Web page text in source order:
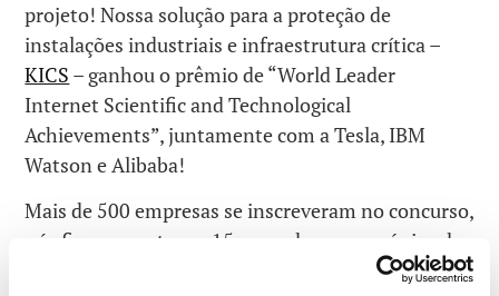
projeto! Nossa solução para a proteção de
instalações industriais e infraestrutura crítica –
KICS – ganhou o prêmio de “World Leader
Internet Scientific and Technological
Achievements”, juntamente com a Tesla, IBM
Watson e Alibaba!
Mais de 500 empresas se inscreveram no concurso,
nós ficamos entre os 15 vencedores – e o único da